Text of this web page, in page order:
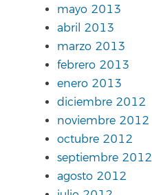
mayo 2013
abril 2013
marzo 2013
febrero 2013
enero 2013
diciembre 2012
noviembre 2012
octubre 2012
septiembre 2012
agosto 2012